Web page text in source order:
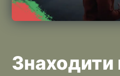
Знаходити